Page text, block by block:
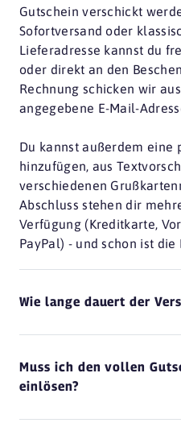
Gutschein verschickt
Sofortversand oder
Lieferadresse kannst du
oder direkt an den
Rechnung schicken wir
angegebene E-Mail-
Du kannst außerdem eine
hinzufügen, aus
verschiedenen
Abschluss stehen dir
Verfügung (Kreditkarte,
PayPal) - und schon ist
Wie lange dauert der
Muss ich den vollen
einlösen?